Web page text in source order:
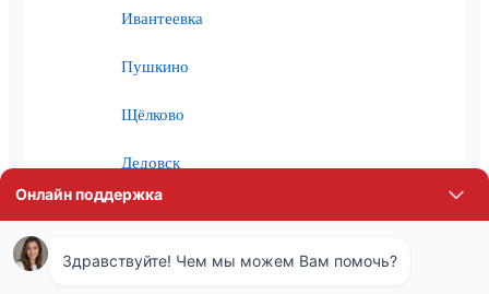
Ивантеевка
Пушкино
Щёлково
Дедовск
Жуковский